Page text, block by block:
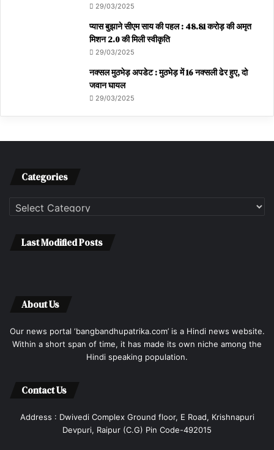
29/03/2025
प्यास बुझाने सीएम साय की पहल : 48.81 करोड़ की अमृत
मिशन 2.0 की मिली स्वीकृति
29/03/2025
नक्सल मुठभेड़ अपडेट : मुठभेड़ में 16 नक्सली ढेर हुए, दो
जवान घायल
29/03/2025
Categories
Categories
Last Modified Posts
About Us
Our news portal ‘bangbandhupatrika.com’ is a Hindi news website.
Within a short span of time, it has made its own niche among the
Hindi speaking population.
Contact Us
Address : Dwivedi Complex Ground floor, E Road, Krishnapuri
Devpuri, Raipur (C.G) Pin Code-492015